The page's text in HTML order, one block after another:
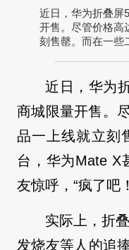
近日，华为折叠屏
开售。尽管价格高
刻售罄。而在一些
近日，华为
商城限量开售。
品一上线就立刻
台，华为Mate X
友惊呼，“疯了吧
实际上，折
发烧友等人的追